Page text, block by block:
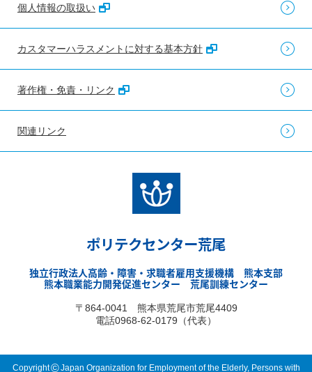
個人情報の取扱い
カスタマーハラスメントに対する基本方針
著作権・免責・リンク
関連リンク
ポリテクセンター荒尾
独立行政法人高齢・障害・求職者雇用支援機構 熊本支部
熊本職業能力開発促進センター 荒尾訓練センター
〒864-0041 熊本県荒尾市荒尾4409
電話0968-62-0179（代表）
Copyright© Japan Organization for Employment of the Elderly, Persons with